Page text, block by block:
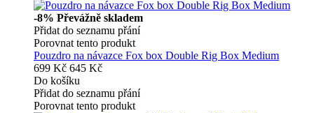
-8% Převážně skladem
Přidat do seznamu přání
Porovnat tento produkt
Pouzdro na návazce Fox box Double Rig Box Medium
699 Kč 645 Kč
Do košíku
Přidat do seznamu přání
Porovnat tento produkt